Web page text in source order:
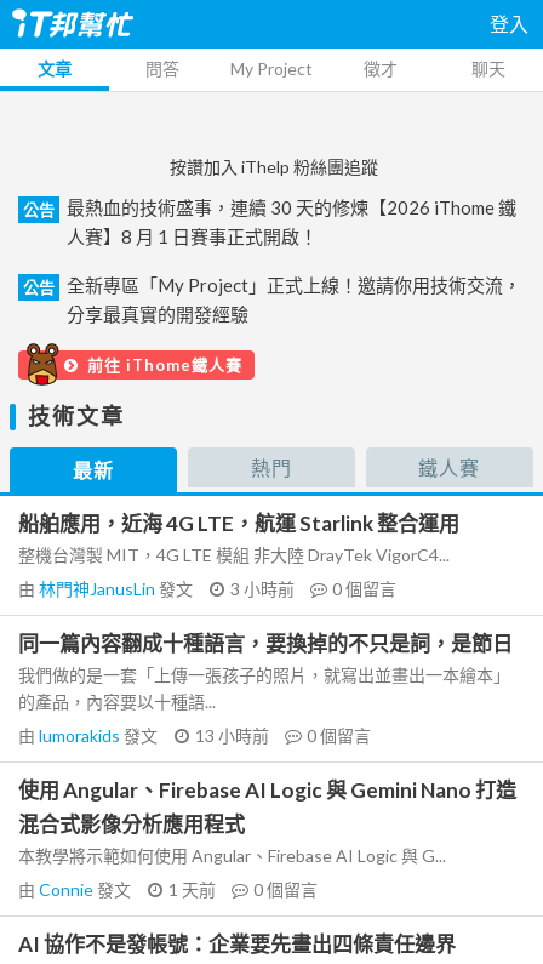
登入
文章 問答 My Project 徵才 聊天
按讚加入 iThelp 粉絲團追蹤
公告
最熱血的技術盛事，連續 30 天的修煉【2026 iThome 鐵
人賽】8 月 1 日賽事正式開啟！
公告
全新專區「My Project」正式上線！邀請你用技術交流，
分享最真實的開發經驗
前往 iThome鐵人賽
技術文章
最新 熱門 鐵人賽
船舶應用，近海 4G LTE，航運 Starlink 整合運用
整機台灣製 MIT，4G LTE 模組 非大陸 DrayTek VigorC4...
由 林門神JanusLin 發文 3 小時前 0個留言
同一篇內容翻成十種語言，要換掉的不只是詞，是節日
我們做的是一套「上傳一張孩子的照片，就寫出並畫出一本繪本」
的產品，內容要以十種語...
由 lumorakids 發文 13 小時前 0個留言
使用 Angular、Firebase AI Logic 與 Gemini Nano 打造
混合式影像分析應用程式
本教學將示範如何使用 Angular、Firebase AI Logic 與 G...
由 Connie發文 1 天前 0個留言
AI 協作不是發帳號：企業要先畫出四條責任邊界